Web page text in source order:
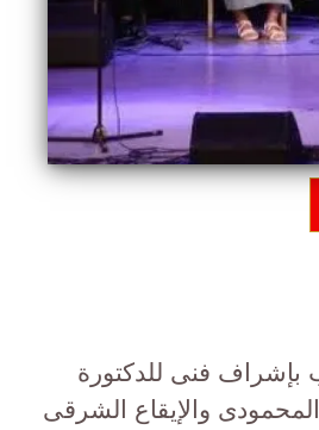
بإشراف فنى للدكتورة
والإيقاع الشرقى